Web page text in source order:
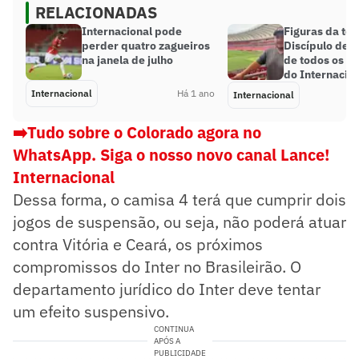
RELACIONADAS
Internacional pode
perder quatro zagueiros
na janela de julho
Internacional Há 1 ano
Figuras da
Discípulo de
de todos os
do
Internacional
➡️Tudo sobre o Colorado agora no
WhatsApp. Siga o nosso novo canal Lance!
Internacional
Dessa forma, o camisa 4 terá que cumprir dois
jogos de suspensão, ou seja, não poderá atuar
contra Vitória e Ceará, os próximos
compromissos do Inter no Brasileirão. O
departamento jurídico do Inter deve tentar
um efeito suspensivo.
CONTINUA
APÓS A
PUBLICIDADE